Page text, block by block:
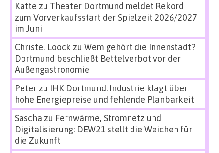
Katte zu Theater Dortmund meldet Rekord
zum Vorverkaufsstart der Spielzeit 2026/2027
im Juni
Christel Loock zu Wem gehört die Innenstadt?
Dortmund beschließt Bettelverbot vor der
Außengastronomie
Peterzu IHK Dortmund: Industrie klagt über
hohe Energiepreise und fehlende Planbarkeit
Sascha zu Fernwärme, Stromnetz und
Digitalisierung: DEW21 stellt die Weichen für
die Zukunft